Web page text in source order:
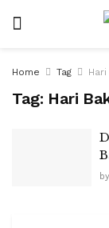
Home Tag
Tag: Hari
by